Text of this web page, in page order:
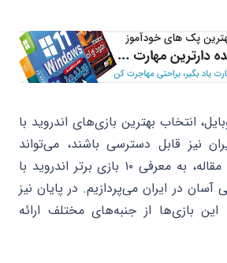
انتخاب بهترین بازی‌های اندروید با
نیز قابل دسترسی باشند، می‌تواند
چالشی باشد. در این مقاله، به معرفی ۱۰ بازی برتر اندروید با
آسان در ایران می‌پردازیم. در پایان نیز
بازی‌ها از جنبه‌های مختلف ارائه